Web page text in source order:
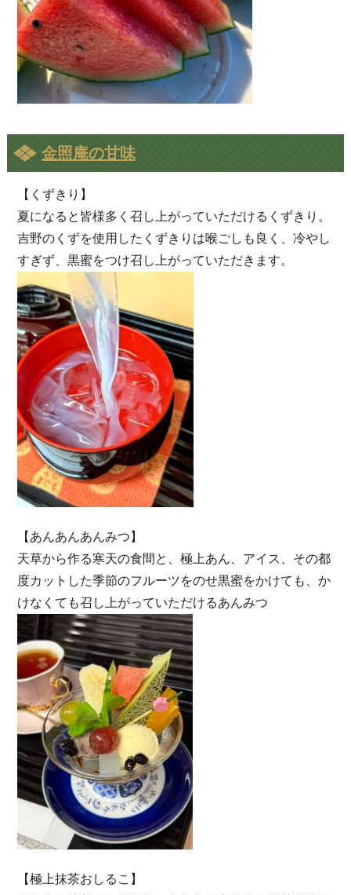
金照庵の甘味
【くずきり】
夏になると皆様多く召し上がっていただけるくずきり。
吉野のくずを使用したくずきりは喉ごしも良く、冷やし
すぎず、黒蜜をつけ召し上がっていただきます。
【あんあんあんみつ】
天草から作る寒天の食間と、極上あん、アイス、その都
度カットした季節のフルーツをのせ黒蜜をかけても、か
けなくても召し上がっていただけるあんみつ
【極上抹茶おしるこ】